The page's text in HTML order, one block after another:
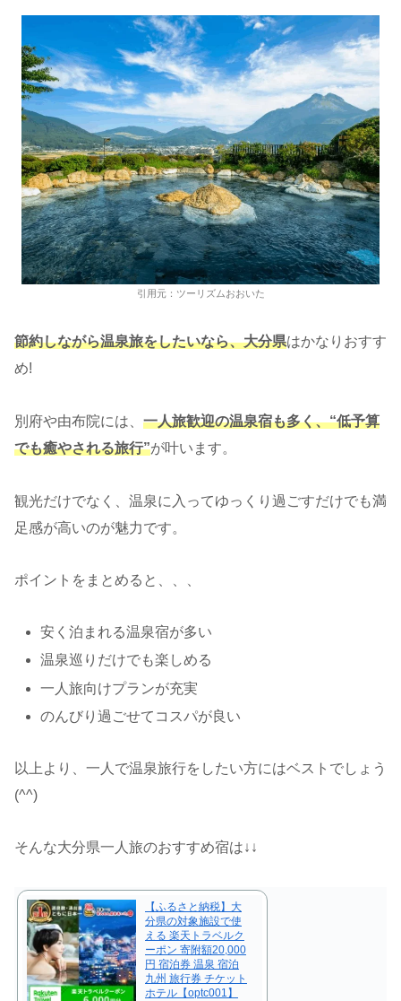
引用元：ツーリズムおおいた
節約しながら温泉旅をしたいなら、大分県はかなりおすす
め!
別府や由布院には、 一人旅歓迎の温泉宿も多く、“低予算
でも癒やされる旅行”が叶います。
観光だけでなく、温泉に入ってゆっくり過ごすだけでも満
足感が高いのが魅力です。
ポイントをまとめると、、、
安く泊まれる温泉宿が多い
温泉巡りだけでも楽しめる
一人旅向けプランが充実
のんびり過ごせてコスパが良い
以上より、一人で温泉旅行をしたい方にはベストでしょう
(^^)
そんな大分県一人旅のおすすめ宿は↓↓
【ふるさと納税】大
分県の対象施設で使
える 楽天トラベルク
ーポン 寄附額20,000
円 宿泊券 温泉 宿泊
九州 旅行券 チケット
ホテル【optc001】